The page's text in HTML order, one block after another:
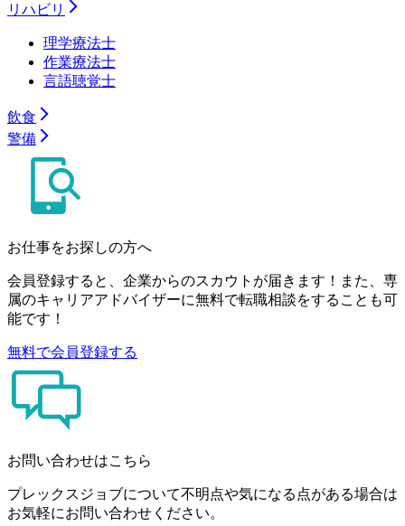
リハビリ
理学療法士
作業療法士
言語聴覚士
飲食
警備
お仕事をお探しの方へ
会員登録すると、企業からのスカウトが届きます！また、専
属のキャリアアドバイザーに無料で転職相談をすることも可
能です！
無料で会員登録する
お問い合わせはこちら
プレックスジョブについて不明点や気になる点がある場合は
お気軽にお問い合わせください。